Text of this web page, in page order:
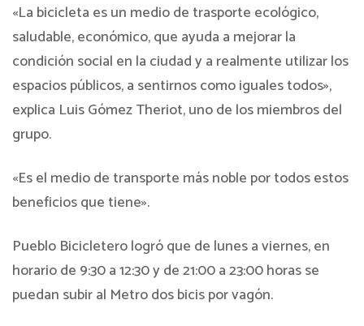
«La bicicleta es un medio de trasporte ecológico,
saludable, económico, que ayuda a mejorar la
condición social en la ciudad y a realmente utilizar los
espacios públicos, a sentirnos como iguales todos»,
explica Luis Gómez Theriot, uno de los miembros del
grupo.
«Es el medio de transporte más noble por todos estos
beneficios que tiene».
Pueblo Bicicletero logró que de lunes a viernes, en
horario de 9:30 a 12:30 y de 21:00 a 23:00 horas se
puedan subir al Metro dos bicis por vagón.